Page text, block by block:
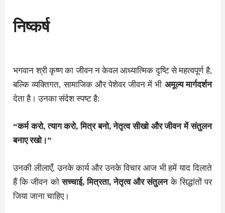
निष्कर्ष
भगवान श्री कृष्ण का जीवन न केवल आध्यात्मिक दृष्टि से महत्वपूर्ण है,
बल्कि व्यक्तिगत, सामाजिक और पेशेवर जीवन में भी अमूल्य मार्गदर्शन
देता है। उनका संदेश स्पष्ट है:
“कर्म करो, त्याग करो, मित्र बनो, नेतृत्व सीखो और जीवन में संतुलन
बनाए रखो।”
उनकी लीलाएँ, उनके कार्य और उनके विचार आज भी हमें याद दिलाते
हैं कि जीवन कोसच्चाई, मित्रता, नेतृत्व और संतुलनके सिद्धांतों पर
जिया जाना चाहिए।